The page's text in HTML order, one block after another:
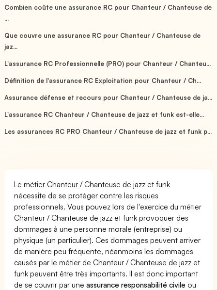
Combien coûte une assurance RC pour Chanteur / Chanteuse de
...
Que couvre une assurance RC pour Chanteur / Chanteuse de
jaz...
L'assurance RC Professionnelle (PRO) pour Chanteur / Chanteu...
Définition de l'assurance RC Exploitation pour Chanteur / Ch...
Assurance défense et recours pour Chanteur / Chanteuse de ja...
L'assurance RC Chanteur / Chanteuse de jazz et funk est-elle...
Les assurances RC PRO Chanteur / Chanteuse de jazz et funk p...
Le métier Chanteur / Chanteuse de jazz et funk
nécessite de se protéger contre les risques
professionnels. Vous pouvez lors de l'exercice du métier
Chanteur / Chanteuse de jazz et funk provoquer des
dommages à une personne morale (entreprise) ou
physique (un particulier). Ces dommages peuvent arriver
de manière peu fréquente, néanmoins les dommages
causés par le métier de Chanteur / Chanteuse de jazz et
funk peuvent être très importants. Il est donc important
de se couvrir par uneassurance responsabilité civile ou